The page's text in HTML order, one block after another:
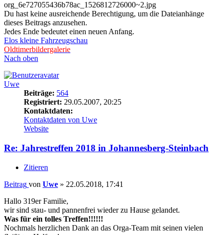
org_6e727055436b78ac_1526812726000~2.jpg
Du hast keine ausreichende Berechtigung, um die Dateianhänge
dieses Beitrags anzusehen.
Jedes Ende bedeutet einen neuen Anfang.
Elos kleine Fahrzeugschau
Oldtimerbildergalerie
Nach oben
Uwe
Beiträge: 564
Registriert: 29.05.2007, 20:25
Kontaktdaten:
Kontaktdaten von Uwe
Website
Re: Jahrestreffen 2018 in Johannesberg-Steinbach
Zitieren
Beitrag von Uwe » 22.05.2018, 17:41
Hallo 319er Familie,
wir sind stau- und pannenfrei wieder zu Hause gelandet.
Was für ein tolles Treffen!!!!!!
Nochmals herzlichen Dank an das Orga-Team mit seinen vielen